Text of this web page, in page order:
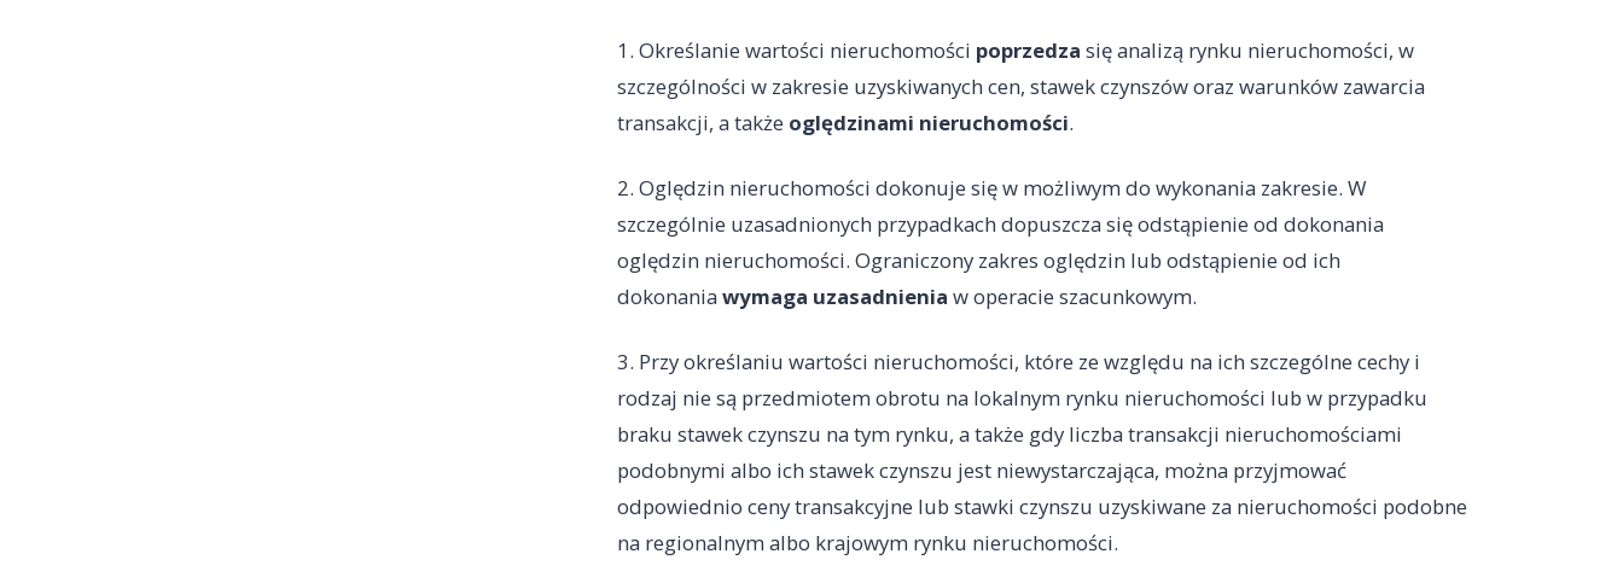
1. Określanie wartości nieruchomości poprzedza się analizą rynku nieruchomości, w
szczególności w zakresie uzyskiwanych cen, stawek czynszów oraz warunków zawarcia
transakcji, a także oględzinami nieruchomości.
2. Oględzin nieruchomości dokonuje się w możliwym do wykonania zakresie. W
szczególnie uzasadnionych przypadkach dopuszcza się odstąpienie od dokonania
oględzin nieruchomości. Ograniczony zakres oględzin lub odstąpienie od ich
dokonaniawymaga uzasadnienia w operacie szacunkowym.
3. Przy określaniu wartości nieruchomości, które ze względu na ich szczególne cechy i
rodzaj nie są przedmiotem obrotu na lokalnym rynku nieruchomości lub w przypadku
braku stawek czynszu na tym rynku, a także gdy liczba transakcji nieruchomościami
podobnymi albo ich stawek czynszu jest niewystarczająca, można przyjmować
odpowiednio ceny transakcyjne lub stawki czynszu uzyskiwane za nieruchomości podobne
na regionalnym albo krajowym rynku nieruchomości.